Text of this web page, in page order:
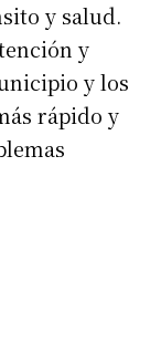
y salud.
y
y los
rápido y